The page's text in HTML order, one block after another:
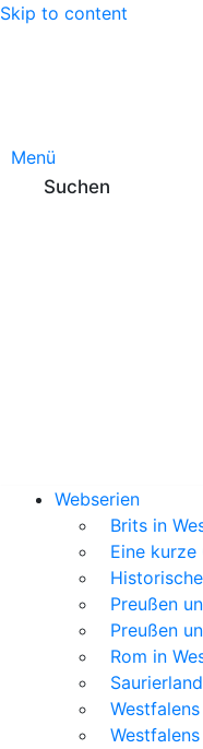
Skip to content
Menü
Webserien
Brits in
Eine kurze
Preußen
Preußen
Rom in